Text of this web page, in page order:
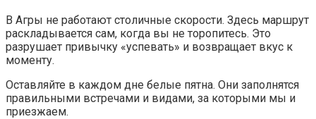
В Агры не работают столичные скорости. Здесь маршрут
раскладывается сам, когда вы не торопитесь. Это
разрушает привычку «успевать» и возвращает вкус к
моменту.
Оставляйте в каждом дне белые пятна. Они заполнятся
правильными встречами и видами, за которыми мы и
приезжаем.